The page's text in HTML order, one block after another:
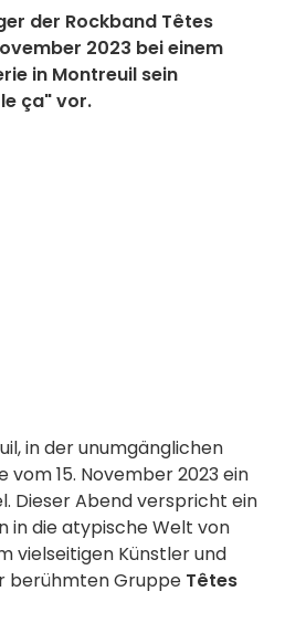
der Rockband Têtes
2023 bei einem
in Montreuil sein
ça" vor.
in der unumgänglichen
vom 15. November 2023 ein
Dieser Abend verspricht ein
in die atypische Welt von
vielseitigen Künstler und
berühmten Gruppe Têtes